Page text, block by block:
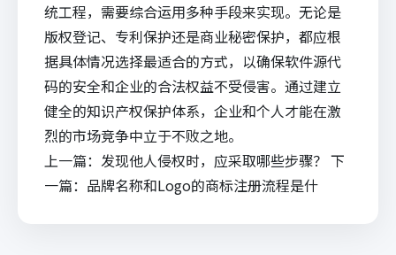
统工程，需要综合运用多种手段来实现。无论是
版权登记、专利保护还是商业秘密保护，都应根
据具体情况选择最适合的方式，以确保软件源代
码的安全和企业的合法权益不受侵害。通过建立
健全的知识产权保护体系，企业和个人才能在激
烈的市场竞争中立于不败之地。
上一篇： 发现他人侵权时，应采取哪些步骤？ 下
一篇： 品牌名称和Logo的商标注册流程是什